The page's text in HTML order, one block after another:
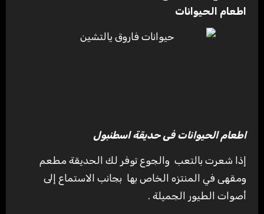
اطعام الحيوانات
اطعام الحيوانات فى حديقة اسطنبول
إذا شعرت بالتعب والجوع توفر لك الحديقة مطعم
ومقهى في المنتزه الخاص بها بجانب الاستماع إلى
أصوات الطيور الجميلة .